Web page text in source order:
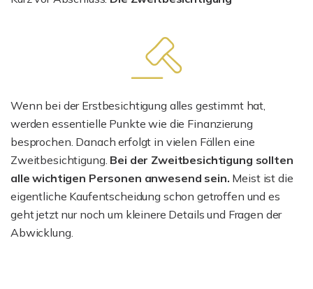
Wenn bei der Erstbesichtigung alles gestimmt hat,
werden essentielle Punkte wie die Finanzierung
besprochen. Danach erfolgt in vielen Fällen eine
Zweitbesichtigung. Bei der Zweitbesichtigung sollten
alle wichtigen Personen anwesend sein. Meist ist die
eigentliche Kaufentscheidung schon getroffen und es
geht jetzt nur noch um kleinere Details und Fragen der
Abwicklung.